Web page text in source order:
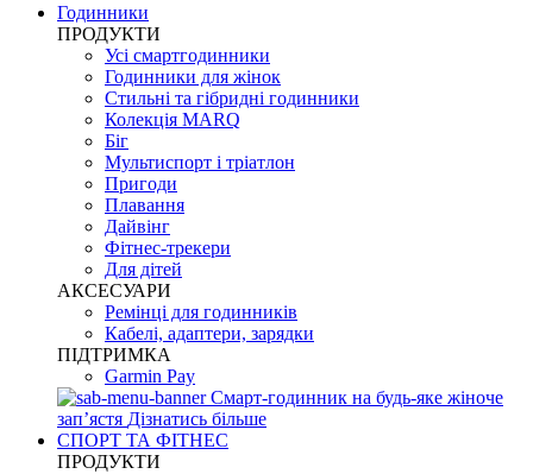
Годинники
ПРОДУКТИ
Усі смартгодинники
Годинники для жінок
Стильні та гібридні годинники
Колекція MARQ
Біг
Мультиспорт і тріатлон
Пригоди
Плавання
Дайвінг
Фітнес-трекери
Для дітей
АКСЕСУАРИ
Ремінці для годинників
Кабелі, адаптери, зарядки
ПІДТРИМКА
Garmin Pay
Смарт-годинник на будь-яке жіноче
запʼястя Дізнатись більше
СПОРТ ТА ФІТНЕС
ПРОДУКТИ